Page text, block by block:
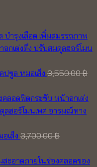
ปซูล หมอเส็ง 3,550.00฿
เส็ง 3,700.00฿